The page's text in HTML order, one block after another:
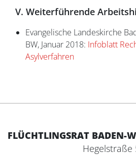
V. Weiterführende
Evangelische Landeskirche
BW, Januar 2018: Infoblatt
Asylverfahren
FLÜCHTLINGSRAT BADEN-
Hegelstraße